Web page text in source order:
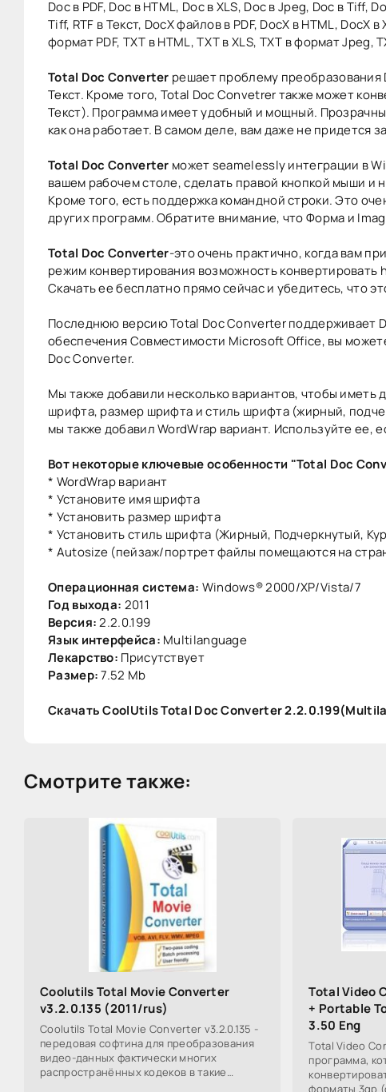
Doc в PDF, Doc в HTML, Doc в XLS, Doc в Jpeg, Doc в Tiff,
Tiff, RTF в Текст, DocX файлов в PDF, DocX в HTML, DocX
формат PDF, TXT в HTML, TXT в XLS, TXT в формат Jpeg,
Total Doc Converter решает проблему преобразования
Текст. Кроме того, Total Doc Convetrer также может
Текст). Программа имеет удобный и мощный.
как она работает. В самом деле, вам даже не придется
Total Doc Converter может seamelessly интеграции в
вашем рабочем столе, сделать правой кнопкой мыши и
Кроме того, есть поддержка командной строки. Это
других программ. Обратите внимание, что Форма и
Total Doc Converter-это очень практично, когда вам
режим конвертирования возможность
Скачать ее бесплатно прямо сейчас и убедитесь, что
Последнюю версию Total Doc Converter поддерживает
обеспечения Совместимости Microsoft Office, вы можете
Doc Converter.
Мы также добавили несколько вариантов, чтобы
шрифта, размер шрифта и стиль шрифта (жирный,
мы также добавил WordWrap вариант. Используйте ее,
Вот некоторые ключевые особенности "Total Doc
* WordWrap вариант
* Установите имя шрифта
* Установить размер шрифта
* Установить стиль шрифта (Жирный, Подчеркнутый,
* Autosize (пейзаж/портрет файлы помещаются на
Операционная система: Windows® 2000/XP/Vista/7
Год выхода: 2011
Версия:2.2.0.199
Язык интерфейса: Multilanguage
Лекарство: Присутствует
Размер:7.52 Mb
Скачать CoolUtils Total Doc Converter
Смотрите также:
Coolutils Total Movie Converter
v3.2.0.135 (2011/rus)
Coolutils Total Movie Converter v3.2.0.135 -
передовая софтина для преобразования
видео-данных фактически многих
распространённых кодеков в такие
Total Video
+ Portable
3.50 Eng
Total Video
программа,
форматы 3gp